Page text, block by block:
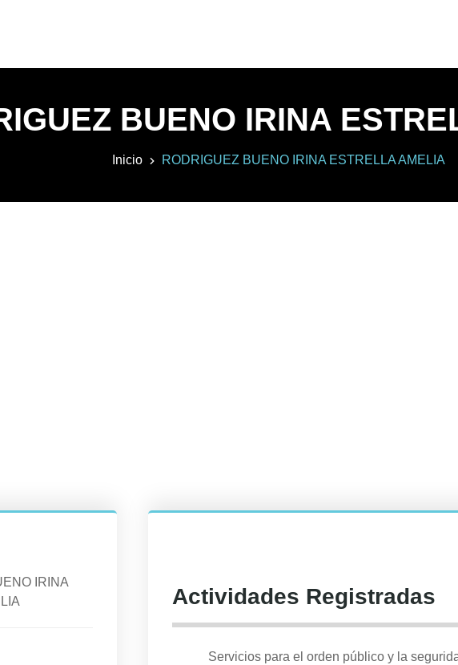
BUENO IRINA
Inicio RODRIGUEZ BUENO IRINA ESTRELLA AMELIA
IRINA
Actividades Registradas
Servicios para el orden público y la